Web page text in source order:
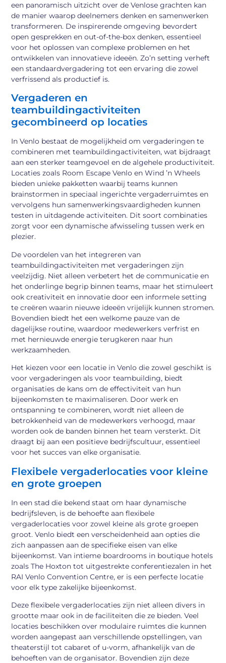
een panoramisch uitzicht over de Venlose grachten kan
de manier waarop deelnemers denken en samenwerken
transformeren. De inspirerende omgeving bevordert
open gesprekken en out-of-the-box denken, essentieel
voor het oplossen van complexe problemen en het
ontwikkelen van innovatieve ideeën. Zo’n setting verheft
een standaardvergadering tot een ervaring die zowel
verfrissend als productief is.
Vergaderen en
teambuildingactiviteiten
gecombineerd op locaties
In Venlo bestaat de mogelijkheid om vergaderingen te
combineren met teambuildingactiviteiten, wat bijdraagt
aan een sterker teamgevoel en de algehele productiviteit.
Locaties zoals Room Escape Venlo en Wind ’n Wheels
bieden unieke pakketten waarbij teams kunnen
brainstormen in speciaal ingerichte vergaderruimtes en
vervolgens hun samenwerkingsvaardigheden kunnen
testen in uitdagende activiteiten. Dit soort combinaties
zorgt voor een dynamische afwisseling tussen werk en
plezier.
De voordelen van het integreren van
teambuildingactiviteiten met vergaderingen zijn
veelzijdig. Niet alleen verbetert het de communicatie en
het onderlinge begrip binnen teams, maar het stimuleert
ook creativiteit en innovatie door een informele setting
te creëren waarin nieuwe ideeën vrijelijk kunnen stromen.
Bovendien biedt het een welkome pauze van de
dagelijkse routine, waardoor medewerkers verfrist en
met hernieuwde energie terugkeren naar hun
werkzaamheden.
Het kiezen voor een locatie in Venlo die zowel geschikt is
voor vergaderingen als voor teambuilding, biedt
organisaties de kans om de effectiviteit van hun
bijeenkomsten te maximaliseren. Door werk en
ontspanning te combineren, wordt niet alleen de
betrokkenheid van de medewerkers verhoogd, maar
worden ook de banden binnen het team versterkt. Dit
draagt bij aan een positieve bedrijfscultuur, essentieel
voor het succes van elke organisatie.
Flexibele vergaderlocaties voor kleine
en grote groepen
In een stad die bekend staat om haar dynamische
bedrijfsleven, is de behoefte aan flexibele
vergaderlocaties voor zowel kleine als grote groepen
groot. Venlo biedt een verscheidenheid aan opties die
zich aanpassen aan de specifieke eisen van elke
bijeenkomst. Van intieme boardrooms in boutique hotels
zoals The Hoxton tot uitgestrekte conferentiezalen in het
RAI Venlo Convention Centre, er is een perfecte locatie
voor elk type zakelijke bijeenkomst.
Deze flexibele vergaderlocaties zijn niet alleen divers in
grootte maar ook in de faciliteiten die ze bieden. Veel
locaties beschikken over modulaire ruimtes die kunnen
worden aangepast aan verschillende opstellingen, van
theaterstijl tot cabaret of u-vorm, afhankelijk van de
behoeften van de organisator. Bovendien zijn deze